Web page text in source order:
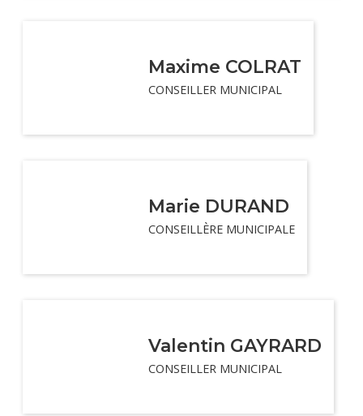
Maxime COLRAT
CONSEILLER MUNICIPAL
Marie DURAND
CONSEILLÈRE MUNICIPALE
Valentin GAYRARD
CONSEILLER MUNICIPAL